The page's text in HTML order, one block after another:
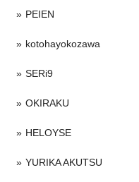
PEIEN
kotohayokozawa
SERi9
OKIRAKU
HELOYSE
YURIKA AKUTSU